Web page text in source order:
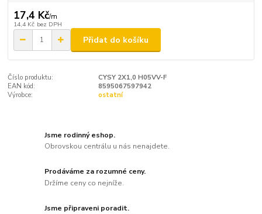
17,4 Kč/m
14,4 Kč bez DPH
Přidat do košíku
Číslo produktu:
CYSY 2X1,0 H05VV-F
EAN kód:
8595067597942
Výrobce:
ostatní
Jsme rodinný eshop.
Obrovskou centrálu u nás nenajdete.
Prodáváme za rozumné ceny.
Držíme ceny co nejníže.
Jsme připraveni poradit.